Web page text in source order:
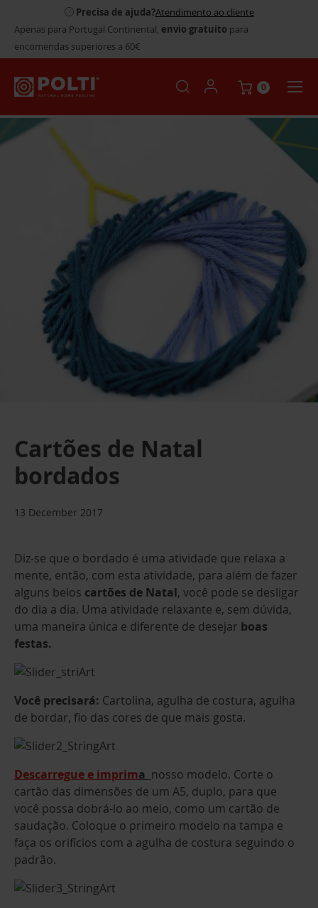
Precisa de ajuda?Atendimento ao cliente
Apenas para Portugal Continental, envio gratuito para
encomendas superiores a 60€
0
Cartões de Natal
bordados
13 December 2017
Diz-se que o bordado é uma atividade que relaxa a
mente, então, com esta atividade, para além de fazer
alguns belos cartões de Natal, você pode se desligar
do dia a dia. Uma atividade relaxante e, sem dúvida,
uma maneira única e diferente de desejar boas
festas.
Você precisará: Cartolina, agulha de costura, agulha
de bordar, fio das cores de que mais gosta.
Descarregue e imprima nosso modelo. Corte o
cartão das dimensões de um A5, duplo, para que
você possa dobrá-lo ao meio, como um cartão de
saudação. Coloque o primeiro modelo na tampa e
faça os orifícios com a agulha de costura seguindo o
padrão.